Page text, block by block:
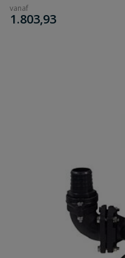
vanaf
€
1.803,93